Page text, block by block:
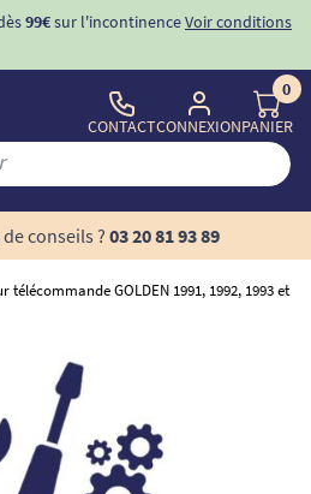
99€sur l'incontinenceVoir conditions
CONTACTCONNEXION
0
PANIER
conseils ? 03 20 81 93 89
télécommande GOLDEN 1991, 1992, 1993 et